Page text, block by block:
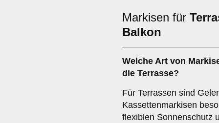
Markisen für
Balkon
Welche Art von
die Terrasse?
Für Terrassen sind
Kassettenmarkisen
flexiblen Sonnenschutz